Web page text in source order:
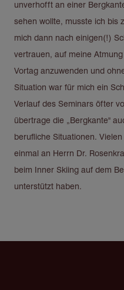
unverhofft an einer
sehen wollte, musste ich bis
mich dann nach einigen(!)
vertrauen, auf meine
Vortag anzuwenden und
Situation war für mich ein
Verlauf des Seminars öfter
übertrage die „Bergkante"
berufliche Situationen.
einmal an Herrn Dr.
beim Inner Skiing auf dem
unterstützt haben.